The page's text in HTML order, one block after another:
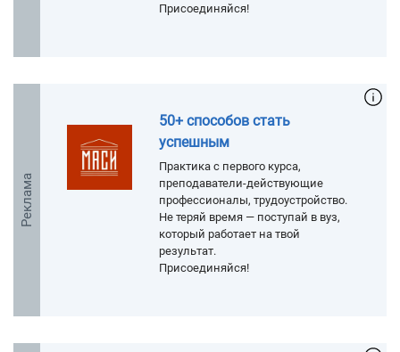
Присоединяйся!
Реклама
50+ способов стать
успешным
Практика с первого курса,
преподаватели-действующие
профессионалы, трудоустройство.
Не теряй время — поступай в вуз,
который работает на твой
результат.
Присоединяйся!